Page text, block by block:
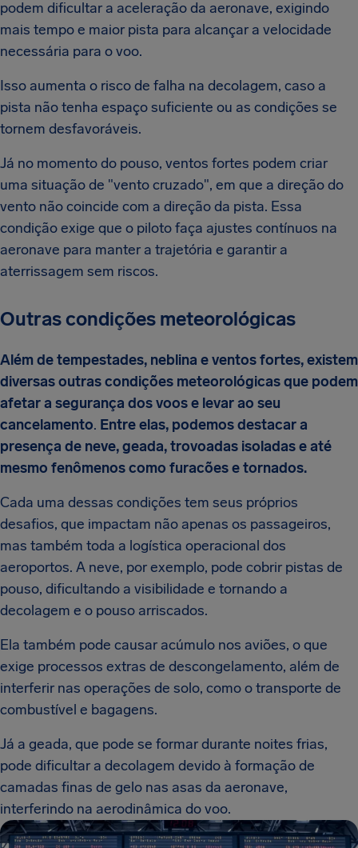
podem dificultar a aceleração da aeronave, exigindo
mais tempo e maior pista para alcançar a velocidade
necessária para o voo.
Isso aumenta o risco de falha na decolagem, caso a
pista não tenha espaço suficiente ou as condições se
tornem desfavoráveis.
Já no momento do pouso, ventos fortes podem criar
uma situação de "vento cruzado", em que a direção do
vento não coincide com a direção da pista. Essa
condição exige que o piloto faça ajustes contínuos na
aeronave para manter a trajetória e garantir a
aterrissagem sem riscos.
Outras condições meteorológicas
Além de tempestades, neblina e ventos fortes, existem
diversas outras condições meteorológicas que podem
afetar a segurança dos voos e levar ao seu
cancelamento. Entre elas, podemos destacar a
presença de neve, geada, trovoadas isoladas e até
mesmo fenômenos como furacões e tornados.
Cada uma dessas condições tem seus próprios
desafios, que impactam não apenas os passageiros,
mas também toda a logística operacional dos
aeroportos. A neve, por exemplo, pode cobrir pistas de
pouso, dificultando a visibilidade e tornando a
decolagem e o pouso arriscados.
Ela também pode causar acúmulo nos aviões, o que
exige processos extras de descongelamento, além de
interferir nas operações de solo, como o transporte de
combustível e bagagens.
Já a geada, que pode se formar durante noites frias,
pode dificultar a decolagem devido à formação de
camadas finas de gelo nas asas da aeronave,
interferindo na aerodinâmica do voo.